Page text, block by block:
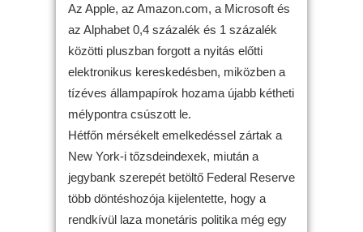
Az Apple, az Amazon.com, a Microsoft és
az Alphabet 0,4 százalék és 1 százalék
közötti pluszban forgott a nyitás előtti
elektronikus kereskedésben, miközben a
tízéves állampapírok hozama újabb kétheti
mélypontra csúszott le.
Hétfőn mérsékelt emelkedéssel zártak a
New York-i tőzsdeindexek, miután a
jegybank szerepét betöltő Federal Reserve
több döntéshozója kijelentette, hogy a
rendkívül laza monetáris politika még egy